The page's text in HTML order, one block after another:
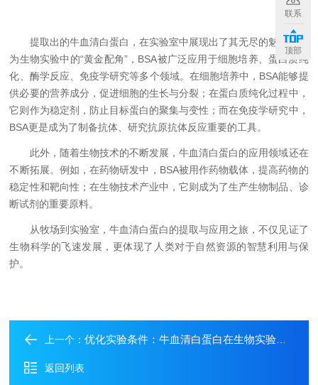
提取出的牛血清白蛋白，在实验室中展现出了其无尽的魅力。作
为生物实验中的“黄金配角”，BSA被广泛应用于细胞培养、蛋白质纯
化、酶学反应、免疫学研究等多个领域。在细胞培养中，BSA能够提
供必要的营养成分，促进细胞的生长与分裂；在蛋白质纯化过程中，
它则作为稳定剂，防止目标蛋白的聚集与变性；而在免疫学研究中，
BSA更是成为了制备抗体、研究抗原抗体反应重要的工具。
此外，随着生物技术的不断发展，牛血清白蛋白的应用领域还在
不断拓展。例如，在药物研发中，BSA被用作药物载体，提高药物的
稳定性和靶向性；在生物技术产业中，它则成为了生产生物制品、诊
断试剂的重要原料。
从牧场到实验室，牛血清白蛋白的提取与应用之旅，不仅见证了
生物科学的飞速发展，更体现了人类对于自然资源的智慧利用与保
护。
上一个：优化实验条件：牛血清白蛋白在生物实验中的关键作用
返回列表
联系
顶部